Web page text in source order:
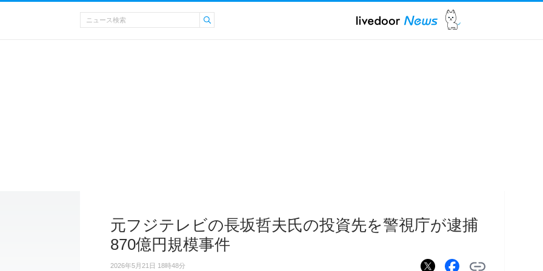
元フジテレビの長坂哲夫氏の投資先を警視庁が逮捕
870億円規模事件
2026年5月21日 18時48分